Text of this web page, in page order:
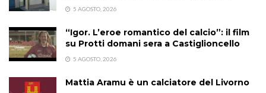
5 AGOSTO, 2026
“Igor. L’eroe romantico del calcio”: il film
su Protti domani sera a Castiglioncello
5 AGOSTO, 2026
Mattia Aramu è un calciatore del Livorno